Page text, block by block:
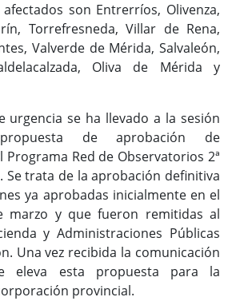
son Entrerríos, Olivenza,
Torrefresneda, Villar de Rena,
Valverde de Mérida, Salvaleón,
Oliva de Mérida y
se ha llevado a la sesión
de aprobación de
Red de Observatorios 2ª
Se trata de la aprobación definitiva
ya aprobadas inicialmente en el
marzo y que fueron remitidas al
y Administraciones Públicas
Una vez recibida la comunicación
eleva esta propuesta para la
provincial.